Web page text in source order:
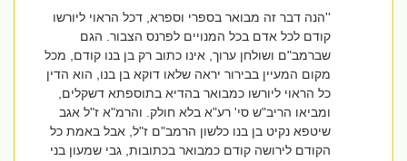
''הנה דבר זה מבואר בספרי וספרא, דכל הראוי ליורשו
קודם לכל אדם בכל המנויים לפרנס הצבור. הגם
שברמב"ם ושולחן ערוך, אינו כתוב רק בן בנו קודם, מכל
מקום המעיין בבירור יראה שלאו דוקא בן בנו, הוא הדין
כל הראוי ליורשו כמבואר בהדיא בתוספתא דשקלים,
ומביאו הריב"ש סי' רע"א בלא חולק. והרמ"א ז"ל אגב
שיטפא נקיט בן בנו כלשון הרמב"ם ז"ל, אבל באמת כל
הקודם לירושה קודם כמבואר בכתובות, גבי שמעון בני